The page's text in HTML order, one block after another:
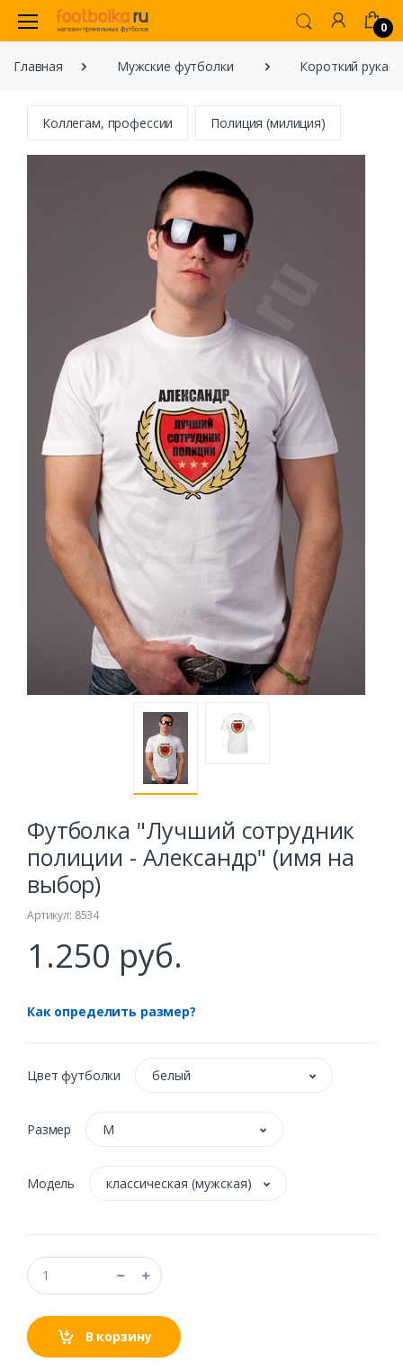
0
Главная Мужские футболки Короткий рукав
Коллегам, профессии Полиция (милиция)
Футболка "Лучший сотрудник
полиции - Александр" (имя на
выбор)
Артикул: 8534
1.250 руб.
Как определить размер?
Цвет футболки белый
Размер M
Модель классическая (мужская)
В корзину